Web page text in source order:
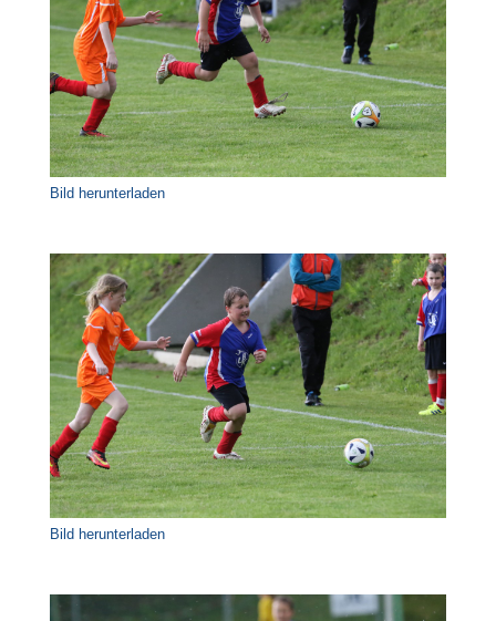
Bild herunterladen
Bild herunterladen